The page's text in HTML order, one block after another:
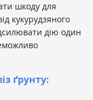
шкоду для
кукурудзяного
дію один
ґрунту: